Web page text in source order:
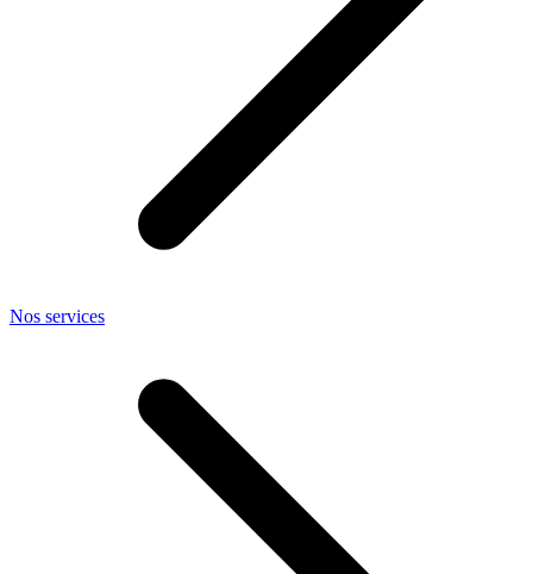
Nos services